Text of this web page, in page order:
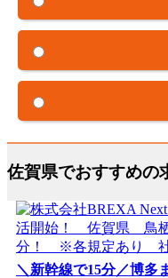
佐賀県でおすすめの
＼新幹線で15分／博